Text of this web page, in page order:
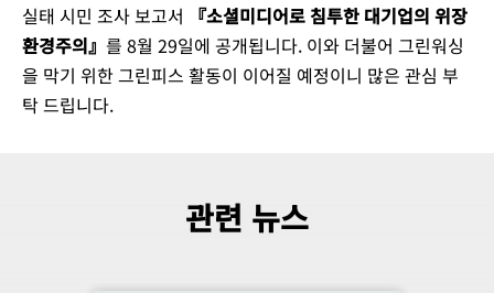
실태 시민 조사 보고서
『소셜미디어로 침투한 대기업의 위장
환경주의』 를 8월 29일에 공개됩니다. 이와 더불어 그린워싱
을 막기 위한 그린피스 활동이 이어질 예정이니 많은 관심 부
탁 드립니다.
관련 뉴스